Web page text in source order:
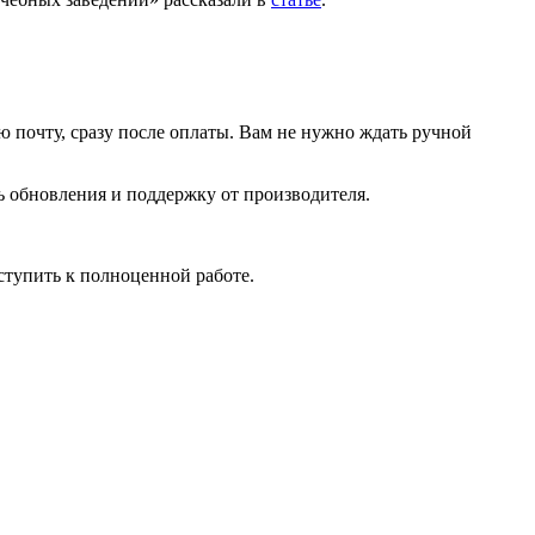
сразу после оплаты. Вам не нужно ждать ручной
и поддержку от производителя.
к полноценной работе.